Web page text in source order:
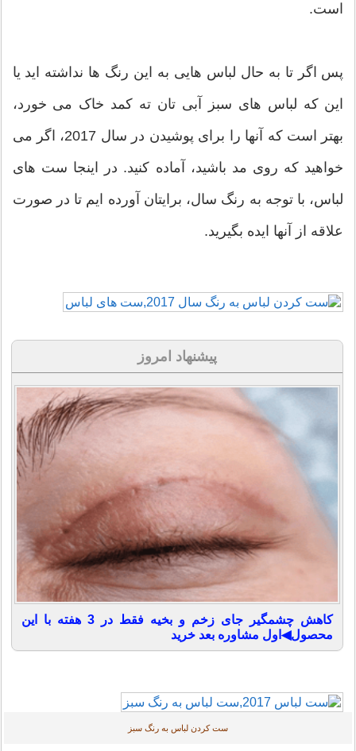
است.
پس اگر تا به حال لباس هایی به این رنگ ها نداشته اید یا
این که لباس های سبز آبی تان ته کمد خاک می خورد،
بهتر است که آنها را برای پوشیدن در سال 2017، اگر می
خواهید که روی مد باشید، آماده کنید. در اینجا ست های
لباس، با توجه به رنگ سال، برایتان آورده ایم تا در صورت
علاقه از آنها ایده بگیرید.
پیشنهاد امروز
کاهش چشمگیر جای زخم و بخیه فقط در 3 هفته با این
محصول◀اول مشاوره بعد خرید
ست کردن لباس به رنگ سبز